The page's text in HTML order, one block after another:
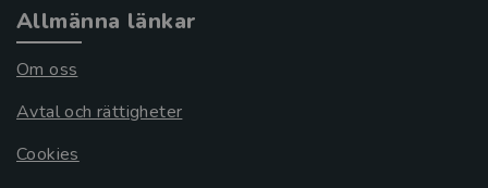
Allmänna länkar
Om oss
Avtal och rättigheter
Cookies